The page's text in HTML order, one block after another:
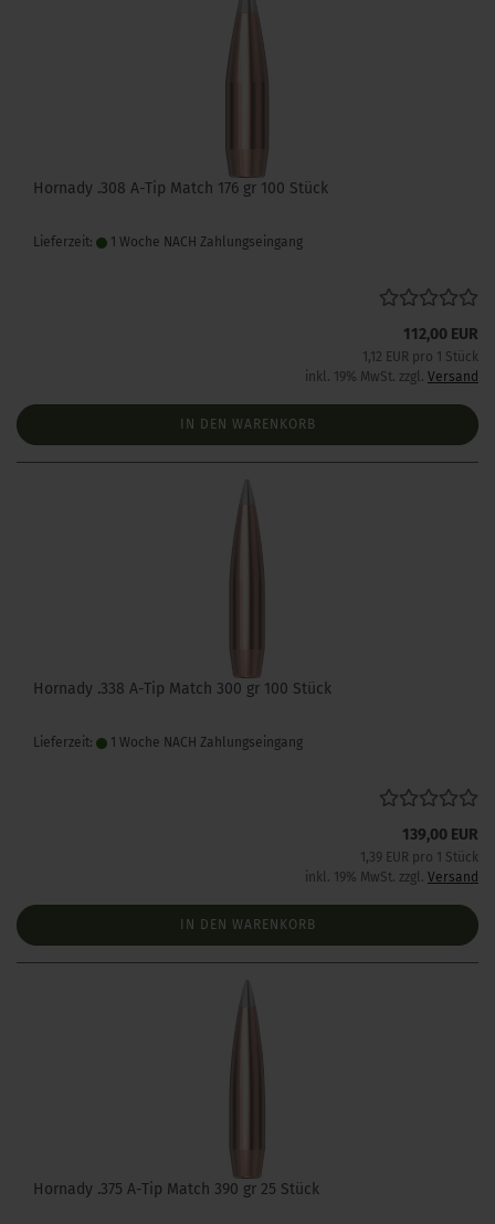
Hornady .308 A-Tip Match 176 gr 100 Stück
Lieferzeit: 1 Woche NACH Zahlungseingang
112,00 EUR
1,12 EUR pro 1 Stück
inkl. 19% MwSt. zzgl. Versand
IN DEN WARENKORB
Hornady .338 A-Tip Match 300 gr 100 Stück
Lieferzeit: 1 Woche NACH Zahlungseingang
139,00 EUR
1,39 EUR pro 1 Stück
inkl. 19% MwSt. zzgl. Versand
IN DEN WARENKORB
Hornady .375 A-Tip Match 390 gr 25 Stück